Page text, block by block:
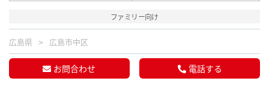
ファミリー向け
広島県 広島市中区
お問合わせ 電話する